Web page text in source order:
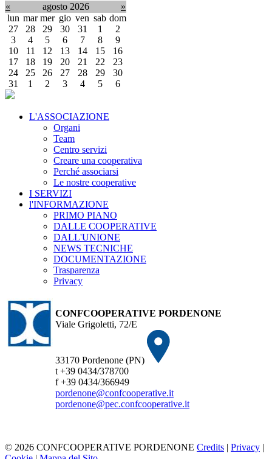
« agosto 2026
»
lun mar mer gio ven sab dom
27
28 29 30 31 1
2
3
4 5 6 7 8
9
10
11 12 13 14 15
16
17
18 19 20 21 22
23
24
25 26 27 28 29
30
31
1 2 3 4 5 6
L'ASSOCIAZIONE
Organi
Team
Centro servizi
Creare una cooperativa
Perché associarsi
Le nostre cooperative
I SERVIZI
l'INFORMAZIONE
PRIMO PIANO
DALLE COOPERATIVE
DALL'UNIONE
NEWS TECNICHE
DOCUMENTAZIONE
Trasparenza
Privacy
CONFCOOPERATIVE PORDENONE
Viale Grigoletti, 72/E
33170 Pordenone (PN)
t +39 0434/378700
f +39 0434/366949
pordenone@confcooperative.it
pordenone@pec.confcooperative.it
© 2026 CONFCOOPERATIVE PORDENONE Credits | Privacy |